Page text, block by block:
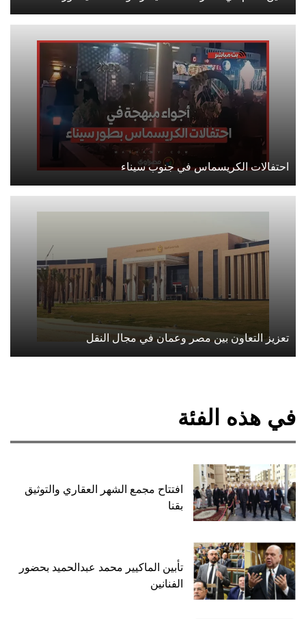
احتفالات الكريسماس في جنوب سيناء
تعزيز التعاون بين مصر وعمان في مجال النقل
في هذه الفئة
افتتاح مجمع الشهر العقاري والتوثيق
بقنا
تأبين الماكيير محمد عبدالحميد بحضور
الفنانين